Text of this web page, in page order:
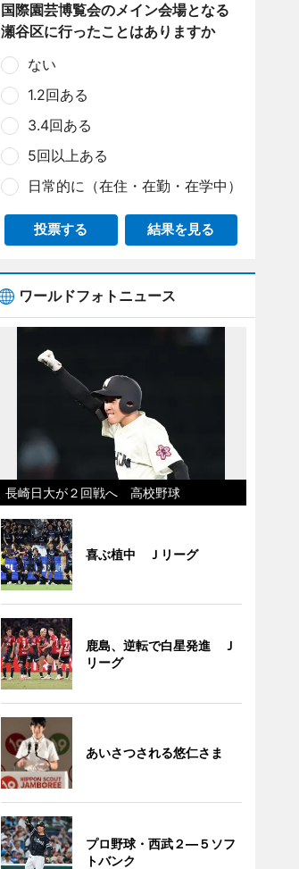
国際園芸博覧会のメイン会場となる
瀬谷区に行ったことはありますか
ない
1.2回ある
3.4回ある
5回以上ある
日常的に（在住・在勤・在学中）
投票する 結果を見る
ワールドフォトニュース
長崎日大が２回戦へ 高校野球
喜ぶ植中 Ｊリーグ
鹿島、逆転で白星発進 Ｊ
リーグ
あいさつされる悠仁さま
プロ野球・西武２―５ソフ
トバンク